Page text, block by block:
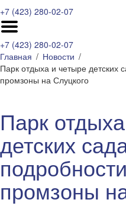
+7 (423) 280-02-07
+7 (423) 280-02-07
Главная
Новости
Парк отдыха и четыре детских
промзоны на Слуцкого
Парк
детских
промзоны